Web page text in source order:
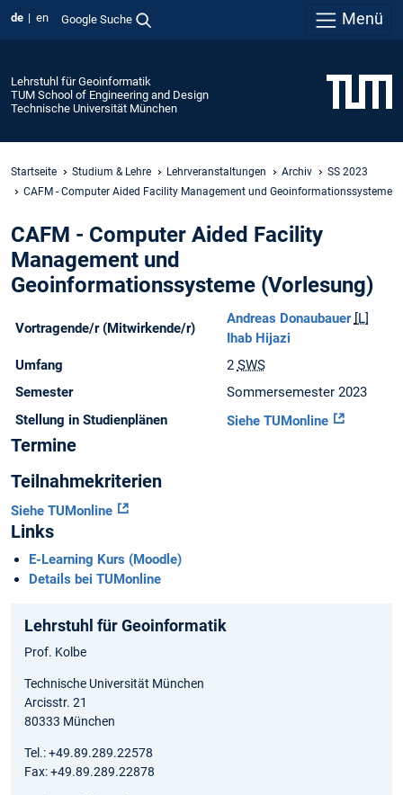
de en Google Suche Menü
Lehrstuhl für Geoinformatik
TUM School of Engineering and Design
Technische Universität München
Startseite Studium & Lehre Lehrveranstaltungen Archiv
SS 2023
CAFM - Computer Aided Facility Management und Geoinformationssysteme
CAFM - Computer Aided Facility
Management und
Geoinformationssysteme (Vorlesung)
Vortragende/r (Mitwirkende/r)
Andreas Donaubauer [L]
Ihab Hijazi
Umfang
2 SWS
Semester
Sommersemester 2023
Stellung in Studienplänen
Siehe TUMonline
Termine
Teilnahmekriterien
Siehe TUMonline
Links
E-Learning Kurs (Moodle)
Details bei TUMonline
Lehrstuhl für Geoinformatik
Prof. Kolbe
Technische Universität München
Arcisstr. 21
80333 München
Tel.: +49.89.289.22578
Fax: +49.89.289.22878